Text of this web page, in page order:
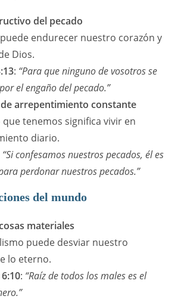
del pecado
endurecer nuestro corazón y
Dios.
: “Para que ninguno de vosotros se
el engaño del pecado.”
de arrepentimiento constante
que tenemos significa vivir en
diario.
“Si confesamos nuestros pecados, él es
perdonar nuestros pecados.”
del mundo
materiales
puede desviar nuestro
lo eterno.
: “Raíz de todos los males es el